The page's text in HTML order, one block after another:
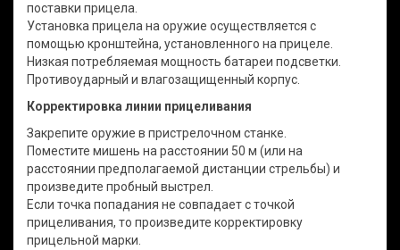
поставки прицела.
Установка прицела на оружие осуществляется с
помощью кронштейна, установленного на прицеле.
Низкая потребляемая мощность батареи подсветки.
Противоударный и влагозащищенный корпус.
Корректировка линии прицеливания
Закрепите оружие в пристрелочном станке.
Поместите мишень на расстоянии 50 м (или на
расстоянии предполагаемой дистанции стрельбы) и
произведите пробный выстрел.
Если точка попадания не совпадает с точкой
прицеливания, то произведите корректировку
прицельной марки.